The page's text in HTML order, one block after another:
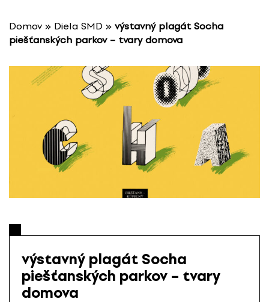
Domov » Diela SMD » výstavný plagát Socha
piešťanských parkov – tvary domova
výstavný plagát Socha
piešťanských parkov – tvary
domova